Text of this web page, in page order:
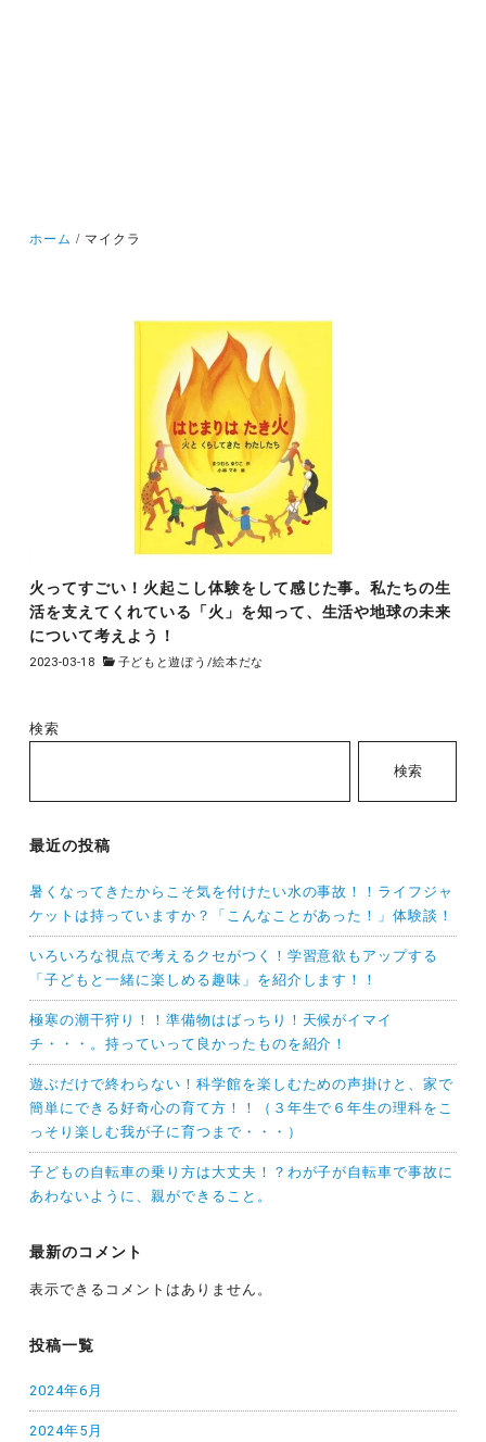
ホーム マイクラ
火ってすごい！火起こし体験をして感じた事。私たちの生
活を支えてくれている「火」を知って、生活や地球の未来
について考えよう！
2023-03-18 子どもと遊ぼう /絵本だな
検索
検索
最近の投稿
暑くなってきたからこそ気を付けたい水の事故！！ライフジャ
ケットは持っていますか？「こんなことがあった！」体験談！
いろいろな視点で考えるクセがつく！学習意欲もアップする
「子どもと一緒に楽しめる趣味」を紹介します！！
極寒の潮干狩り！！準備物はばっちり！天候がイマイ
チ・・・。持っていって良かったものを紹介！
遊ぶだけで終わらない！科学館を楽しむための声掛けと、家で
簡単にできる好奇心の育て方！！（３年生で６年生の理科をこ
っそり楽しむ我が子に育つまで・・・）
子どもの自転車の乗り方は大丈夫！？わが子が自転車で事故に
あわないように、親ができること。
最新のコメント
表示できるコメントはありません。
投稿一覧
2024年6月
2024年5月